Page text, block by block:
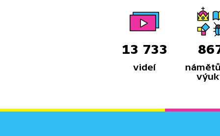
13 733
videí